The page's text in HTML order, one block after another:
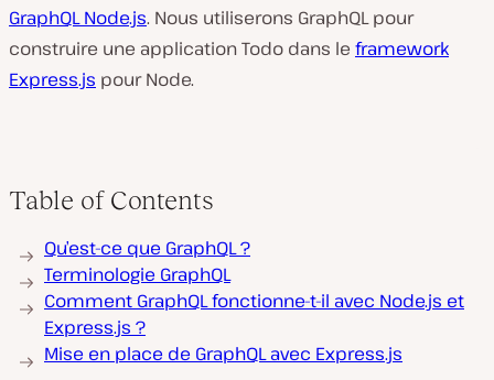
GraphQL Node.js. Nous utiliserons GraphQL pour
construire une application Todo dans le framework
Express.js pour Node.
Table of Contents
Qu’est-ce que GraphQL ?
Terminologie GraphQL
Comment GraphQL fonctionne-t-il avec Node.js et
Express.js ?
Mise en place de GraphQL avec Express.js